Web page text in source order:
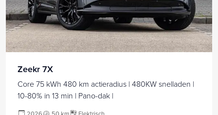
Zeekr 7X
Core 75 kWh 480 km actieradius | 480KW snelladen |
10-80% in 13 min | Pano-dak |